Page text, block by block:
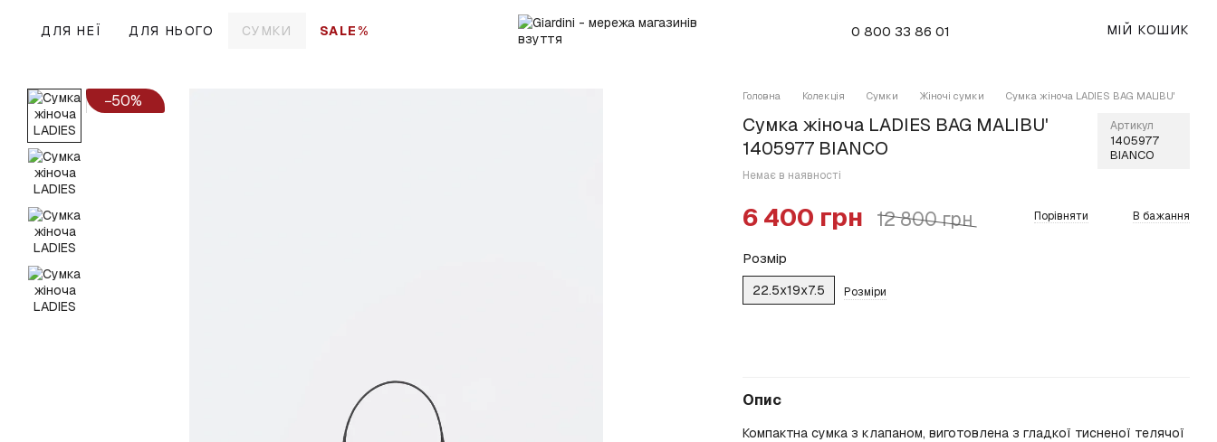
ДЛЯ НЕЇ
ДЛЯ НЬОГО СУМКИ SALE% 0 800 33 86 01 МІЙ КОШИК
−50% Головна Колекція Сумки Жіночі сумки Сумка жіноча LADIES BAG MALIBU'
Сумка жіноча LADIES BAG MALIBU'
1405977 BIANCO
Артикул
1405977
BIANCO
Немає в наявності
6 400 грн 12 800 грн Порівняти В бажання
Розмір
22.5x19x7.5 Розміри
Опис
Компактна сумка з клапаном, виготовлена з гладкої тисненої телячої